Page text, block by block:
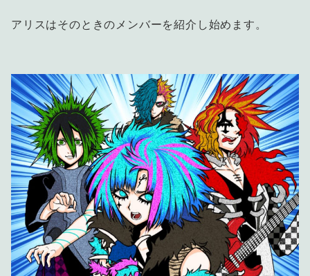
アリスはそのときのメンバーを紹介し始めます。